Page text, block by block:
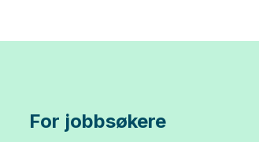
For jobbsøkere